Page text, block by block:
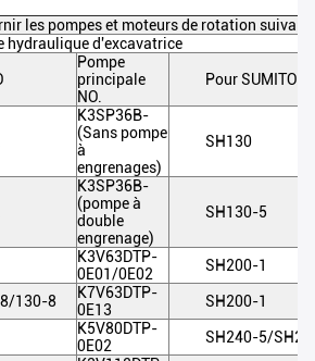
les pompes et moteurs de rotation
hydraulique d'excavatrice
Pompe
principale
NO.
Pour
K3SP36B-
(Sans pompe
à
engrenages)
SH130
K3SP36B-
(pompe à
double
engrenage)
SH130-5
K3V63DTP-
0E01/0E02
SH200-1
130-8
K7V63DTP-
0E13
SH200-1
K5V80DTP-
0E02
SH240-5/